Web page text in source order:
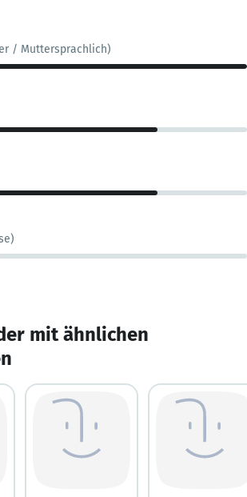
/ Muttersprachlich)
mit ähnlichen